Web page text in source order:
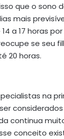
que o sono
mais
a 17 horas
se seu
20 horas.
na
continua
conceito